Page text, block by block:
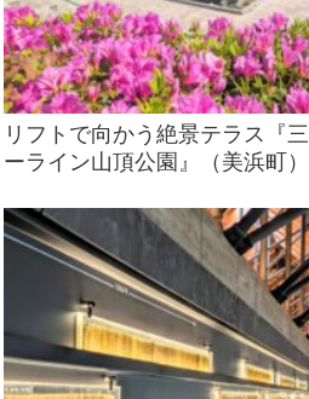
リフトで向かう絶景テラス『
ーライン山頂公園』（美浜町）